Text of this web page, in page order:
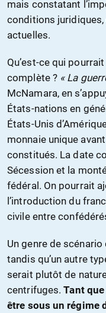
mais constatant
conditions
actuelles.
Qu’est-ce qui
complète ? « La
McNamara, en
États-nations en
États-Unis
monnaie unique
constitués. La date
Sécession et la
fédéral. On pourrait
l’introduction du
civile entre
Un genre de scénario
tandis qu’un autre
serait plutôt de
centrifuges.Tant
être sous un régime